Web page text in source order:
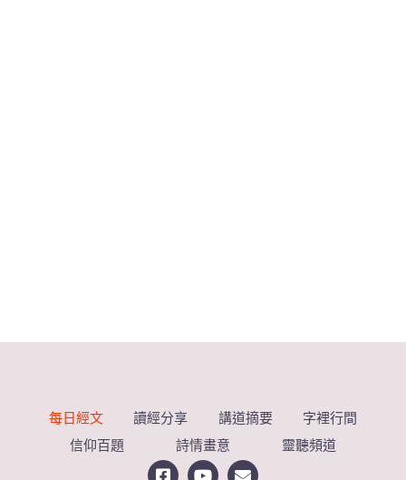
每日經文 讀經分享 講道摘要
字裡行間
信仰百題
詩情畫意 靈聽頻道